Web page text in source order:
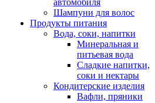
автомобиля
Шампуни для волос
Продукты питания
Вода, соки, напитки
Минеральная и
питьевая вода
Сладкие напитки,
соки и нектары
Кондитерские изделия
Вафли, пряники